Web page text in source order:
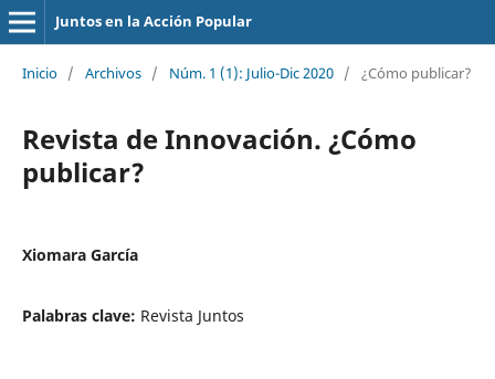
Juntos en la Acción Popular
Inicio / Archivos / Núm. 1 (1): Julio-Dic 2020 / ¿Cómo publicar?
Revista de Innovación. ¿Cómo
publicar?
Xiomara García
Palabras clave: Revista Juntos